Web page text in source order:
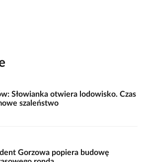
Słowianka otwiera lodowisko. Czas
szaleństwo
Gorzowa popiera budowę